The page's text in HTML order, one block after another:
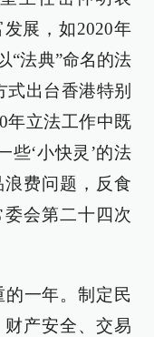
展，如2020年
“法典”命名的法
式出台香港特别
年立法工作中既
些‘小快灵’的法
费问题，反食
会第二十四次
的一年。制定民
产安全、交易